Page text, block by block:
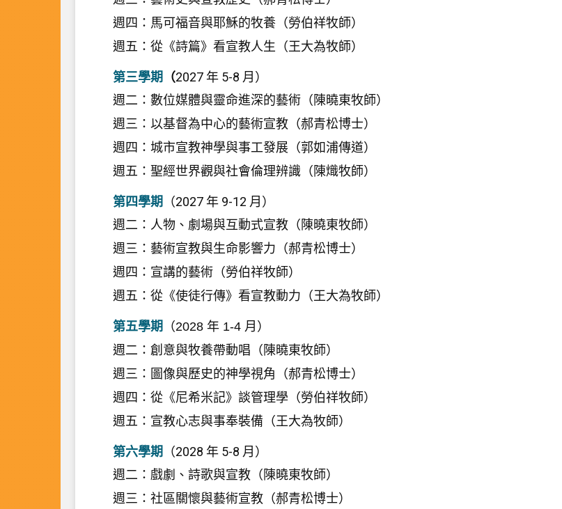
週四：馬可福音與耶穌的牧養（勞伯祥牧師）
週五：從《詩篇》看宣教人生（王大為牧師）
第三學期 （2027年 5-8 月）
週二：數位媒體與靈命進深的藝術（陳曉東牧師）
週三：以基督為中心的藝術宣教（郝青松博士）
週四：城市宣教神學與事工發展（郭如浦傳道）
週五：聖經世界觀與社會倫理辨識（陳熾牧師）
第四學期 （2027年 9-12 月）
週二：人物、劇場與互動式宣教（陳曉東牧師）
週三：藝術宣教與生命影響力（郝青松博士）
週四：宣講的藝術（勞伯祥牧師）
週五：從《使徒行傳》看宣教動力（王大為牧師）
第五學期 （2028 年 1-4 月）
週二：創意與牧養帶動唱（陳曉東牧師）
週三：圖像與歷史的神學視角（郝青松博士）
週四：從《尼希米記》談管理學（勞伯祥牧師）
週五：宣教心志與事奉裝備（王大為牧師）
第六學期 （2028 年 5-8 月）
週二：戲劇、詩歌與宣教（陳曉東牧師）
週三：社區關懷與藝術宣教（郝青松博士）